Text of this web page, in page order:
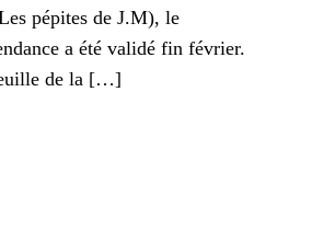
pépites de J.M), le
a été validé fin février.
de la […]